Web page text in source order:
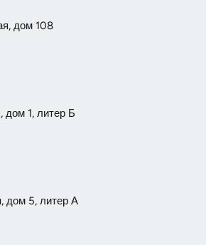
дом 108
дом 1, литер Б
дом 5, литер А